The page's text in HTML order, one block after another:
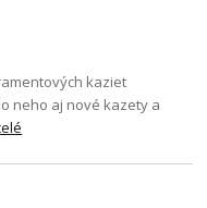
kaziet
neho aj nové kazety a